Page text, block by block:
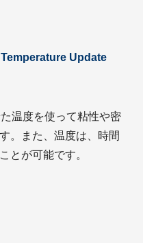
Update
温度を使って粘性や密
。また、温度は、時間
とが可能です。